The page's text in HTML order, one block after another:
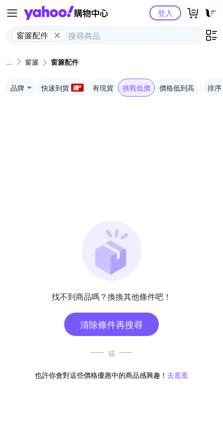
Yahoo購物中心
窗簾配件
登入
窗簾 窗簾配件
品牌 快速到貨 有現貨 挑戰低價 價格低到高 排序
找不到商品嗎？換換其他條件吧！
清除條件再搜尋
或
也許你會對這些價格優惠中的商品感興趣！ 去逛逛